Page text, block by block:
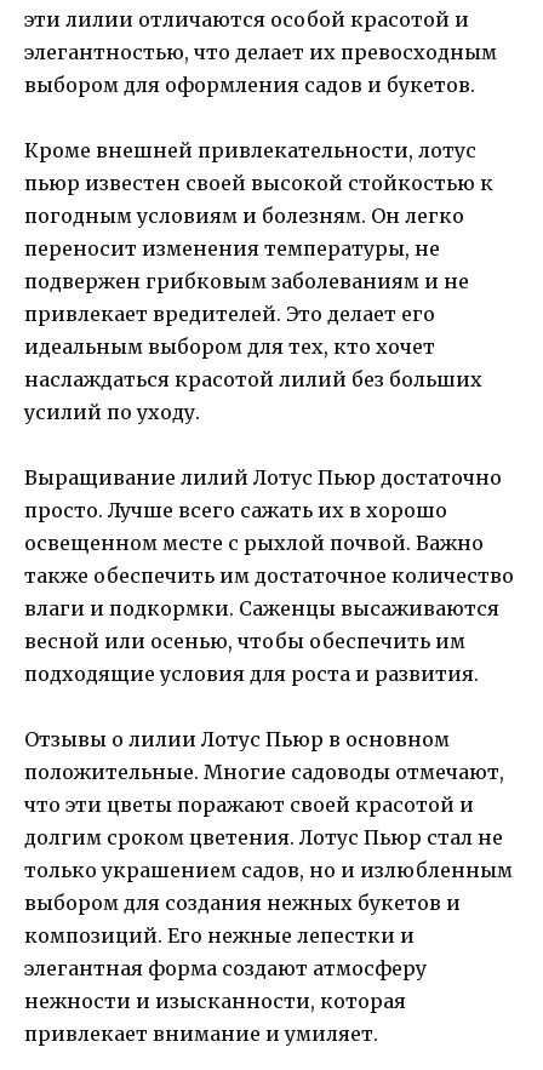
эти лилии отличаются особой красотой и
элегантностью, что делает их превосходным
выбором для оформления садов и букетов.
Кроме внешней привлекательности, лотус
пьюр известен своей высокой стойкостью к
погодным условиям и болезням. Он легко
переносит изменения температуры, не
подвержен грибковым заболеваниям и не
привлекает вредителей. Это делает его
идеальным выбором для тех, кто хочет
наслаждаться красотой лилий без больших
усилий по уходу.
Выращивание лилий Лотус Пьюр достаточно
просто. Лучше всего сажать их в хорошо
освещенном месте с рыхлой почвой. Важно
также обеспечить им достаточное количество
влаги и подкормки. Саженцы высаживаются
весной или осенью, чтобы обеспечить им
подходящие условия для роста и развития.
Отзывы о лилии Лотус Пьюр в основном
положительные. Многие садоводы отмечают,
что эти цветы поражают своей красотой и
долгим сроком цветения. Лотус Пьюр стал не
только украшением садов, но и излюбленным
выбором для создания нежных букетов и
композиций. Его нежные лепестки и
элегантная форма создают атмосферу
нежности и изысканности, которая
привлекает внимание и умиляет.